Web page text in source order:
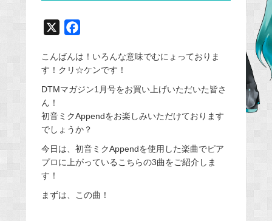
c
e
b
o
こんばんは！いろんな意味でむにょっておりま
す！クリ☆ケンです！
DTMマガジン1月号をお買い上げいただいた皆さ
ん！
初音ミクAppendをお楽しみいただけております
でしょうか？
今日は、初音ミクAppendを使用した楽曲でピア
プロに上がっているこちらの3曲をご紹介しま
す！
まずは、この曲！